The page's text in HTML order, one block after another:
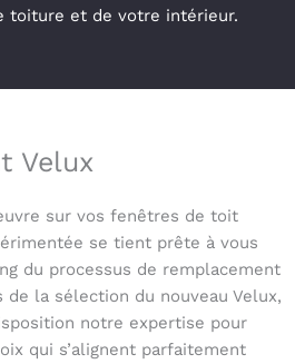
toiture et de votre intérieur.
Velux
sur vos fenêtres de toit
se tient prête à vous
du processus de remplacement
de la sélection du nouveau Velux,
notre expertise pour
qui s’alignent parfaitement